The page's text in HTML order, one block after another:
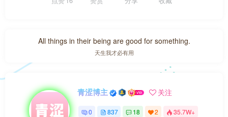
All things in their being are good for something.
天生我才必有用
青涩博主 关注
0 837 18 2 35.7W+